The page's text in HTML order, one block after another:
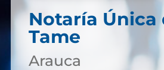
Notaría Única
Tame
Arauca